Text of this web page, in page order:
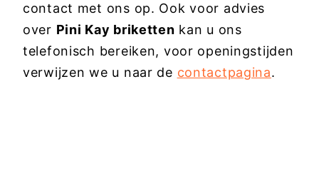
contact met ons op. Ook voor advies
over Pini Kay briketten kan u ons
telefonisch bereiken, voor openingstijden
verwijzen we u naar de contactpagina.